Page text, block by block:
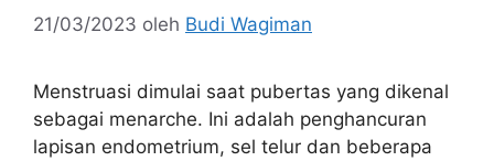
21/03/2023 oleh Budi Wagiman
Menstruasi dimulai saat pubertas yang dikenal
sebagai menarche. Ini adalah penghancuran
lapisan endometrium, sel telur dan beberapa